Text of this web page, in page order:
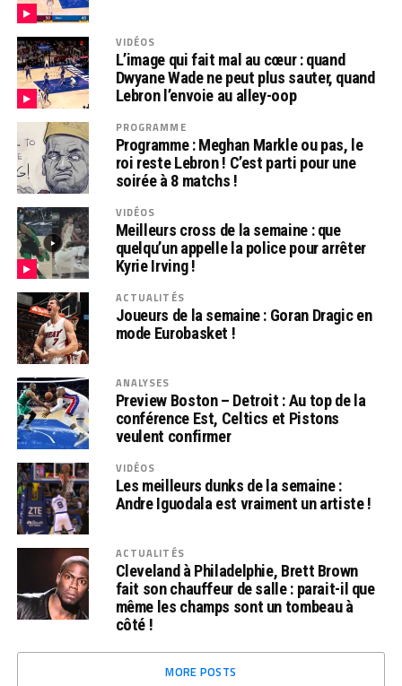
VIDÉOS
L’image qui fait mal au cœur : quand
Dwyane Wade ne peut plus sauter, quand
Lebron l’envoie au alley-oop
PROGRAMME
Programme : Meghan Markle ou pas, le
roi reste Lebron ! C’est parti pour une
soirée à 8 matchs !
VIDÉOS
Meilleurs cross de la semaine : que
quelqu’un appelle la police pour arrêter
Kyrie Irving !
ACTUALITÉS
Joueurs de la semaine : Goran Dragic en
mode Eurobasket !
ANALYSES
Preview Boston – Detroit : Au top de la
conférence Est, Celtics et Pistons
veulent confirmer
VIDÉOS
Les meilleurs dunks de la semaine :
Andre Iguodala est vraiment un artiste !
ACTUALITÉS
Cleveland à Philadelphie, Brett Brown
fait son chauffeur de salle : parait-il que
même les champs sont un tombeau à
côté !
MORE POSTS